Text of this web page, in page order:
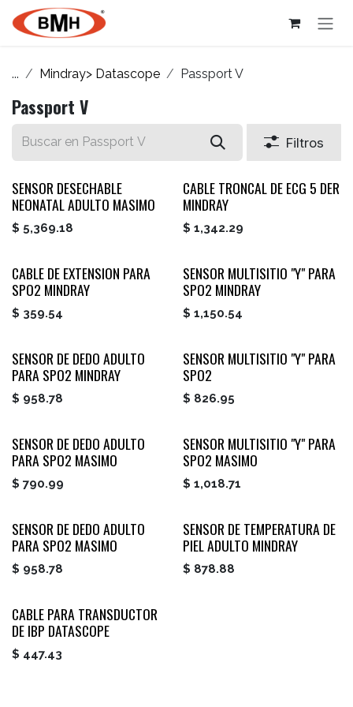
Ir al contenido
... Mindray> Datascope Passport V
Passport V
Filtros
SENSOR DESECHABLE
NEONATAL ADULTO MASIMO
$ 5,369.18
CABLE TRONCAL DE ECG 5 DER
MINDRAY
$ 1,342.29
CABLE DE EXTENSION PARA
SPO2 MINDRAY
$ 359.54
SENSOR MULTISITIO "Y" PARA
SPO2 MINDRAY
$ 1,150.54
SENSOR DE DEDO ADULTO
PARA SPO2 MINDRAY
$ 958.78
SENSOR MULTISITIO "Y" PARA
SPO2
$ 826.95
SENSOR DE DEDO ADULTO
PARA SPO2 MASIMO
$ 790.99
SENSOR MULTISITIO "Y" PARA
SPO2 MASIMO
$ 1,018.71
SENSOR DE DEDO ADULTO
PARA SPO2 MASIMO
$ 958.78
SENSOR DE TEMPERATURA DE
PIEL ADULTO MINDRAY
$ 878.88
CABLE PARA TRANSDUCTOR
DE IBP DATASCOPE
$ 447.43